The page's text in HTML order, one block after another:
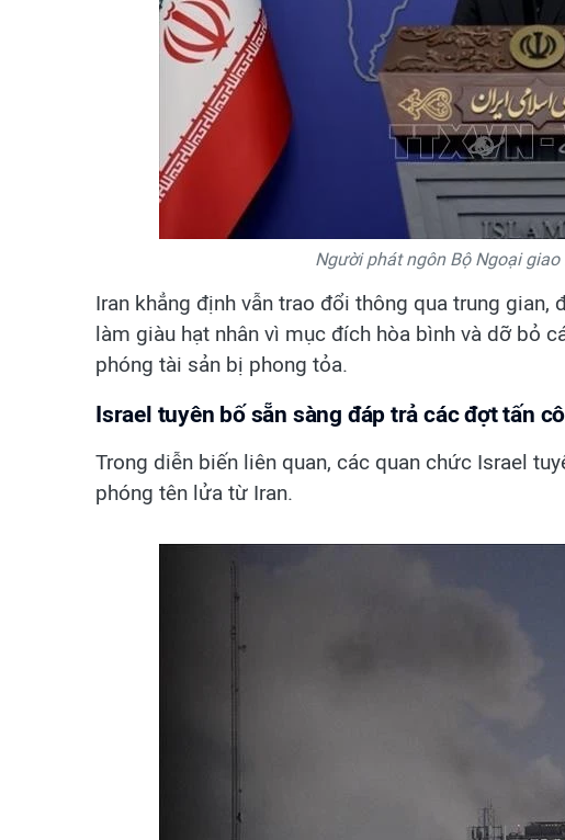
Người phát ngôn Bộ Ngoại giao
Iran khẳng định vẫn trao đổi thông qua trung gian,
làm giàu hạt nhân vì mục đích hòa bình và dỡ bỏ
phóng tài sản bị phong tỏa.
Israel tuyên bố sẵn sàng đáp trả các đợt tấn
Trong diễn biến liên quan, các quan chức Israel
phóng tên lửa từ Iran.